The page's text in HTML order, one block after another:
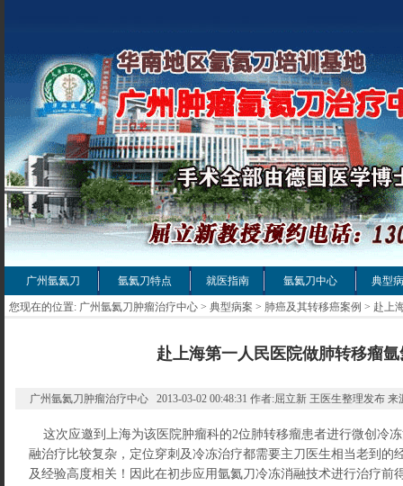
广州氩氦刀 氩氦刀特点 就医指南 氩氦刀中心 典型
您现在的位置: 广州氩氦刀肿瘤治疗中心 > 典型病案 > 肺癌及其转移癌案例 > 赴上
赴上海第一人民医院做肺转移瘤
广州氩氦刀肿瘤治疗中心 2013-03-02 00:48:31 作者:屈立新 王医生整理发布
这次应邀到上海为该医院肿瘤科的2位肺转移瘤患者进行微创冷
融治疗比较复杂，定位穿刺及冷冻治疗都需要主刀医生相当老到的
及经验高度相关！因此在初步应用氩氦刀冷冻消融技术进行治疗前